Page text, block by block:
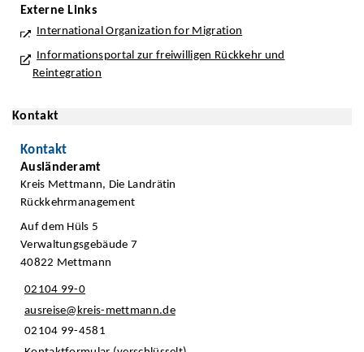
Externe Links
International Organization for Migration
Informationsportal zur freiwilligen Rückkehr und
Reintegration
Kontakt
Kontakt
Ausländeramt
Kreis Mettmann, Die Landrätin
Rückkehrmanagement
Auf dem Hüls 5
Verwaltungsgebäude 7
40822 Mettmann
02104 99-0
ausreise@kreis-mettmann.de
02104 99-4581